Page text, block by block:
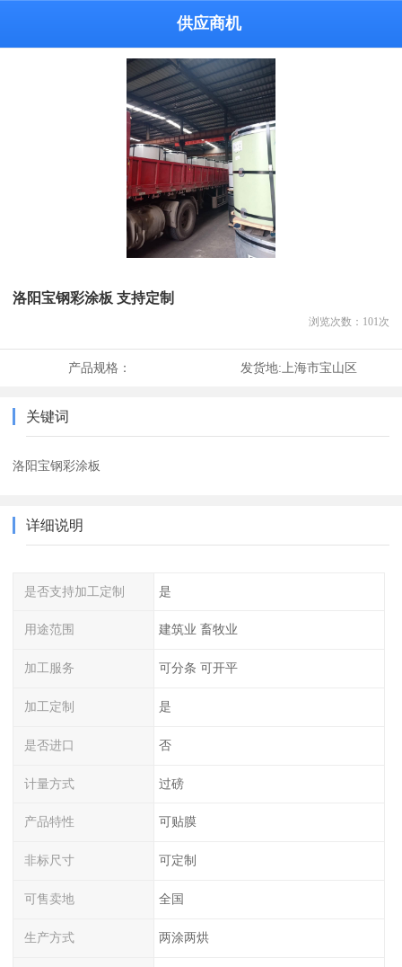
供应商机
洛阳宝钢彩涂板 支持定制
浏览次数： 101 次
产品规格： 发货地:上海市宝山区
关键词
洛阳宝钢彩涂板
详细说明
是否支持加工定制 是
用途范围 建筑业 畜牧业
加工服务 可分条 可开平
加工定制 是
是否进口 否
计量方式 过磅
产品特性 可贴膜
非标尺寸 可定制
可售卖地 全国
生产方式 两涂两烘